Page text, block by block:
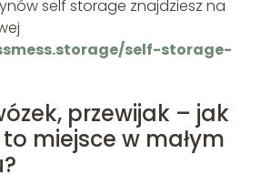
self storage znajdziesz na
self-storage-
przewijak – jak
miejsce w małym